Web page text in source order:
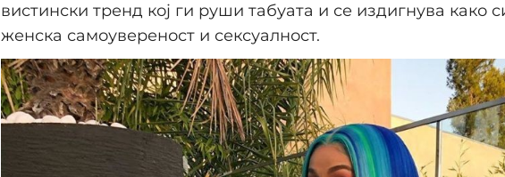
вистински тренд кој ги руши табуата и се издигнува како
женска самоувереност и сексуалност.